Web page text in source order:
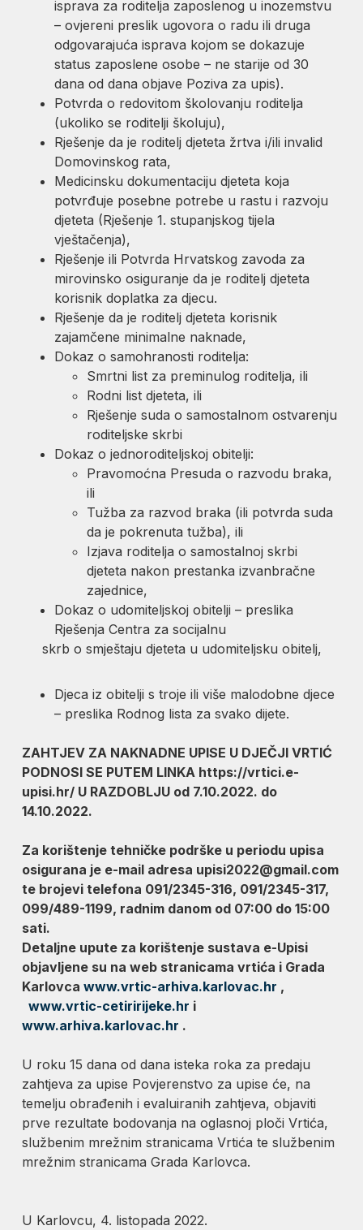
isprava za roditelja zaposlenog u inozemstvu
– ovjereni preslik ugovora o radu ili druga
odgovarajuća isprava kojom se dokazuje
status zaposlene osobe – ne starije od 30
dana od dana objave Poziva za upis).
Potvrda o redovitom školovanju roditelja
(ukoliko se roditelji školuju),
Rješenje da je roditelj djeteta žrtva i/ili invalid
Domovinskog rata,
Medicinsku dokumentaciju djeteta koja
potvrđuje posebne potrebe u rastu i razvoju
djeteta (Rješenje 1. stupanjskog tijela
vještačenja),
Rješenje ili Potvrda Hrvatskog zavoda za
mirovinsko osiguranje da je roditelj djeteta
korisnik doplatka za djecu.
Rješenje da je roditelj djeteta korisnik
zajamčene minimalne naknade,
Dokaz o samohranosti roditelja:
Smrtni list za preminulog roditelja, ili
Rodni list djeteta, ili
Rješenje suda o samostalnom ostvarenju
roditeljske skrbi
Dokaz o jednoroditeljskoj obitelji:
Pravomoćna Presuda o razvodu braka,
ili
Tužba za razvod braka (ili potvrda suda
da je pokrenuta tužba), ili
Izjava roditelja o samostalnoj skrbi
djeteta nakon prestanka izvanbračne
zajednice,
Dokaz o udomiteljskoj obitelji – preslika
Rješenja Centra za socijalnu
skrb o smještaju djeteta u udomiteljsku obitelj,
Djeca iz obitelji s troje ili više malodobne djece
– preslika Rodnog lista za svako dijete.
ZAHTJEV ZA NAKNADNE UPISE U DJEČJI VRTIĆ
PODNOSI SE PUTEM LINKA https://vrtici.e-
upisi.hr/ U RAZDOBLJU od 7.10.2022. do
14.10.2022.
Za korištenje tehničke podrške u periodu upisa
osigurana je e-mail adresa upisi2022@gmail.com
te brojevi telefona 091/2345-316, 091/2345-317,
099/489-1199, radnim danom od 07:00 do 15:00
sati.
Detaljne upute za korištenje sustava e-Upisi
objavljene su na web stranicama vrtića i Grada
Karlovcawww.vrtic-arhiva.karlovac.hr ,
www.vrtic-cetiririjeke.hr i
www.arhiva.karlovac.hr .
U roku 15 dana od dana isteka roka za predaju
zahtjeva za upise Povjerenstvo za upise će, na
temelju obrađenih i evaluiranih zahtjeva, objaviti
prve rezultate bodovanja na oglasnoj ploči Vrtića,
službenim mrežnim stranicama Vrtića te službenim
mrežnim stranicama Grada Karlovca.
U Karlovcu, 4. listopada 2022.